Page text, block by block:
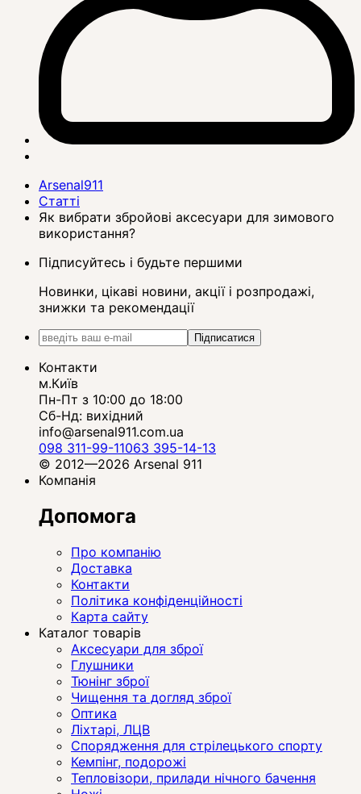
Arsenal911
Статті
Як вибрати збройові аксесуари для зимового
використання?
Підписуйтесь і будьте першими
Новинки, цікаві новини, акції і розпродажі,
знижки та рекомендації
Підписатися
Контакти
м.Київ
Пн-Пт з 10:00 до 18:00
Сб-Нд: вихідний
info@arsenal911.com.ua
098 311-99-11063 395-14-13
© 2012—2026 Arsenal 911
Компанія
Допомога
Про компанію
Доставка
Контакти
Політика конфіденційності
Карта сайту
Каталог товарів
Аксесуари для зброї
Глушники
Тюнінг зброї
Чищення та догляд зброї
Оптика
Ліхтарі, ЛЦВ
Спорядження для стрілецького спорту
Кемпінг, подорожі
Тепловізори, прилади нічного бачення